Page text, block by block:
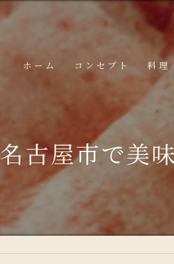
ホーム コンセプト 料理
名古屋市で美